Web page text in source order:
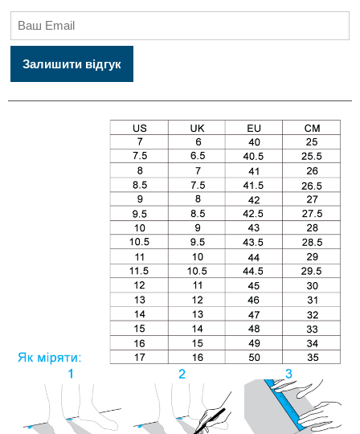
Залишити відгук